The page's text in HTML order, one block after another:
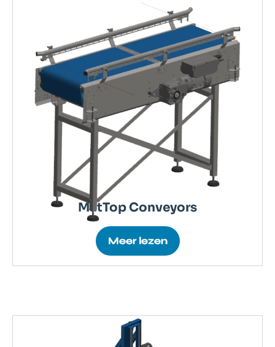
MatTop Conveyors
Meer lezen